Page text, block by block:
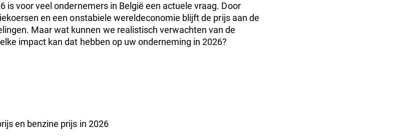
is voor veel ondernemers in België een actuele vraag. Door
en een onstabiele wereldeconomie blijft de prijs aan de
Maar wat kunnen we realistisch verwachten van de
impact kan dat hebben op uw onderneming in 2026?
en benzine prijs in 2026